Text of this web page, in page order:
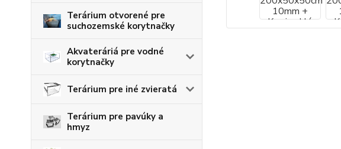
Terárium otvorené pre
suchozemské korytnačky
Akvateráriá pre vodné
korytnačky
Terárium pre iné zvieratá
Terárium pre pavúky a
hmyz